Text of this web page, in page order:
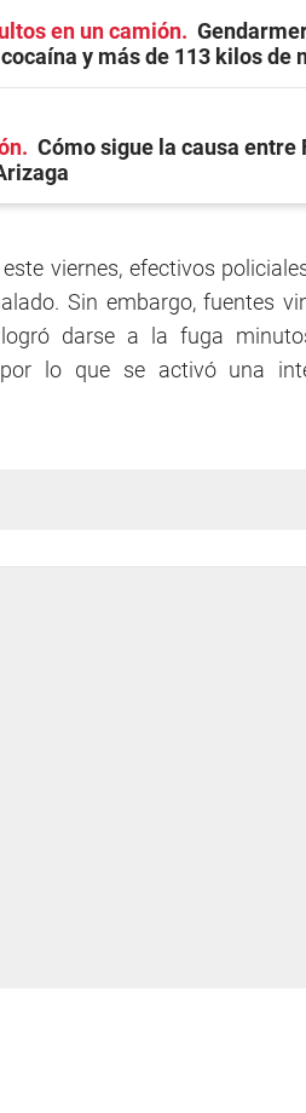
en un camión
y más de 113 kilos de
Cómo sigue la causa entre
viernes, efectivos
Sin embargo, fuentes
darse a la fuga
lo que se activó una